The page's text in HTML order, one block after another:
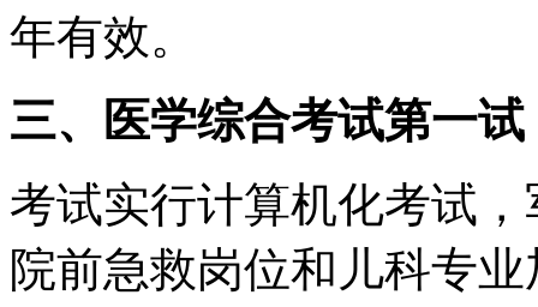
年有效。
三、医学综合考试第一试
考试实行计算机化考试
院前急救岗位和儿科专